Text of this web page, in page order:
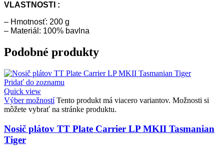
VLASTNOSTI :
– Hmotnosť: 200 g
– Materiál: 100% bavlna
Podobné produkty
Pridať do zoznamu
Quick view
Výber možností Tento produkt má viacero variantov. Možnosti si
môžete vybrať na stránke produktu.
Nosič plátov TT Plate Carrier LP MKII Tasmanian
Tiger